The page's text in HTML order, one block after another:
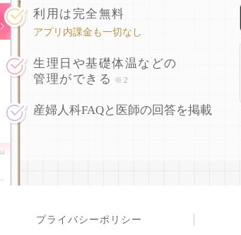
利用は完全無料
アプリ内課金も一切なし
生理日や基礎体温などの
管理ができる
※2
産婦人科FAQと医師の回答を掲載
プライバシーポリシー